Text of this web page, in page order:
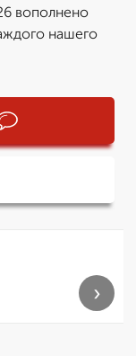
вополнено
нашего
›